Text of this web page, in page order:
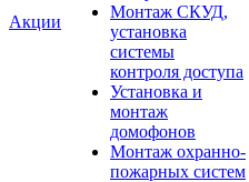
Акции
Монтаж СКУД,
установка
системы
контроля доступа
Установка и
монтаж
домофонов
Монтаж охранно-
пожарных систем